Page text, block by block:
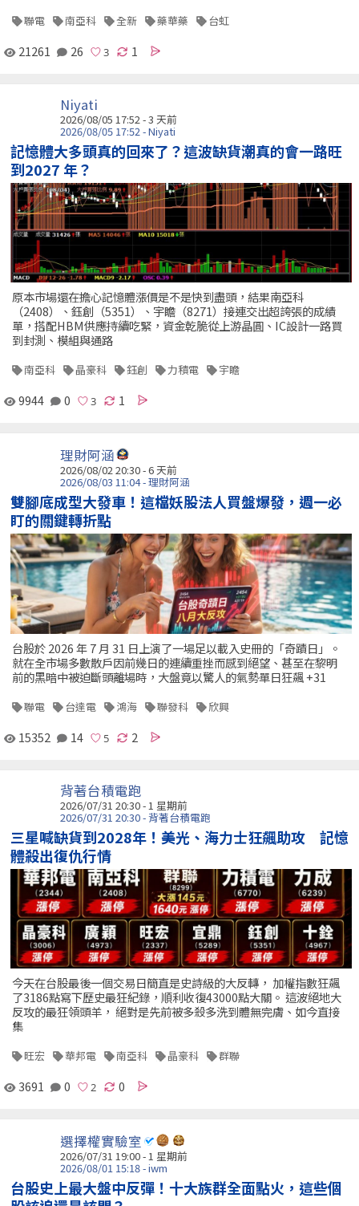
聯電 南亞科 全新 藥華藥 台虹
21261 26 1
Niyati
2026/08/05 17:52 - 3 天前
2026/08/05 17:52 - Niyati
記憶體大多頭真的回來了？這波缺貨潮真的會一路旺
到2027 年？
原本市場還在擔心記憶體漲價是不是快到盡頭，結果南亞科
（2408）、鈺創（5351）、宇瞻（8271）接連交出超誇張的成績
單，搭配HBM供應持續吃緊，資金乾脆從上游晶圓、IC設計一路買
到封測、模組與通路
南亞科 晶豪科 鈺創 力積電 宇瞻
9944 0 1
理財阿涵
2026/08/02 20:30 - 6 天前
2026/08/03 11:04 - 理財阿涵
雙腳底成型大發車！這檔妖股法人買盤爆發，週一必
盯的關鍵轉折點
台股於 2026 年 7 月 31 日上演了一場足以載入史冊的「奇蹟日」。
就在全市場多數散戶因前幾日的連續重挫而感到絕望、甚至在黎明
前的黑暗中被迫斷頭離場時，大盤竟以驚人的氣勢單日狂飆 +31
聯電 台達電 鴻海 聯發科 欣興
15352 14 2
背著台積電跑
2026/07/31 20:30 - 1 星期前
2026/07/31 20:30 - 背著台積電跑
三星喊缺貨到2028年！美光、海力士狂飆助攻 記憶
體殺出復仇行情
今天在台股最後一個交易日簡直是史詩級的大反轉， 加權指數狂飆
了3186點寫下歷史最狂紀錄，順利收復43000點大關。 這波絕地大
反攻的最狂領頭羊， 絕對是先前被多殺多洗到體無完膚、如今直接
集
旺宏 華邦電 南亞科 晶豪科 群聯
3691 0 0
選擇權實驗室
2026/07/31 19:00 - 1 星期前
2026/08/01 15:18 - iwm
台股史上最大盤中反彈！十大族群全面點火，這些個